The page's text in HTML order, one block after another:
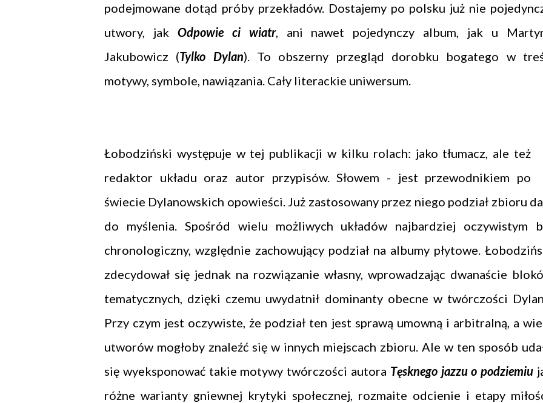
podejmowane dotąd próby przekładów. Dostajemy po polsku już nie
utwory, jak Odpowie ci wiatr, ani nawet pojedynczy album, jak u
Jakubowicz (Tylko Dylan). To obszerny przegląd dorobku bogatego w
motywy, symbole, nawiązania. Cały literackie uniwersum.
Łobodziński występuje w tej publikacji w kilku rolach: jako tłumacz, ale też
redaktor układu oraz autor przypisów. Słowem - jest przewodnikiem po
świecie Dylanowskich opowieści. Już zastosowany przez niego podział zbioru
do myślenia. Spośród wielu możliwych układów najbardziej oczywistym
chronologiczny, względnie zachowujący podział na albumy płytowe.
zdecydował się jednak na rozwiązanie własny, wprowadzając dwanaście
tematycznych, dzięki czemu uwydatnił dominanty obecne w twórczości
Przy czym jest oczywiste, że podział ten jest sprawą umowną i arbitralną, a
utworów mogłoby znaleźć się w innych miejscach zbioru. Ale w ten sposób
się wyeksponować takie motywy twórczości autora Tęsknego jazzu o podziemiu
różne warianty gniewnej krytyki społecznej, rozmaite odcienie i etapy